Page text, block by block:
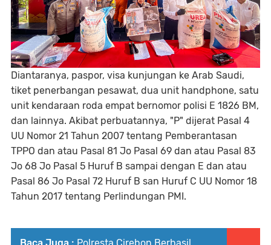
Diantaranya, paspor, visa kunjungan ke Arab Saudi,
tiket penerbangan pesawat, dua unit handphone, satu
unit kendaraan roda empat bernomor polisi E 1826 BM,
dan lainnya. Akibat perbuatannya, "P" dijerat Pasal 4
UU Nomor 21 Tahun 2007 tentang Pemberantasan
TPPO dan atau Pasal 81 Jo Pasal 69 dan atau Pasal 83
Jo 68 Jo Pasal 5 Huruf B sampai dengan E dan atau
Pasal 86 Jo Pasal 72 Huruf B san Huruf C UU Nomor 18
Tahun 2017 tentang Perlindungan PMI.